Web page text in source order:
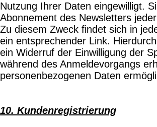
Nutzung Ihrer Daten eingewilligt.
Abonnement des Newsletters
Zu diesem Zweck findet sich in
ein entsprechender Link.
ein Widerruf der Einwilligung der
während des Anmeldevorgangs
personenbezogenen Daten
10. Kundenregistrierung